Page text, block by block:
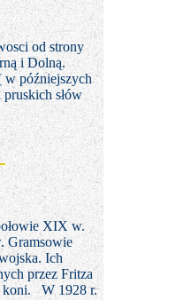
od strony
i Dolną.
w późniejszych
słów
XIX w.
Gramsowie
Ich
przez Fritza
koni.
W 1928 r.